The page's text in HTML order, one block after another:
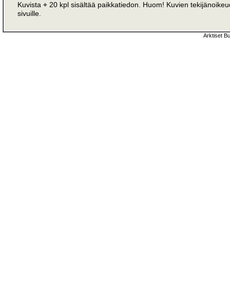
Kuvista ⌖ 20 kpl sisältää paikkatiedon. Huom! Kuvien
sivuille.
Arktiset